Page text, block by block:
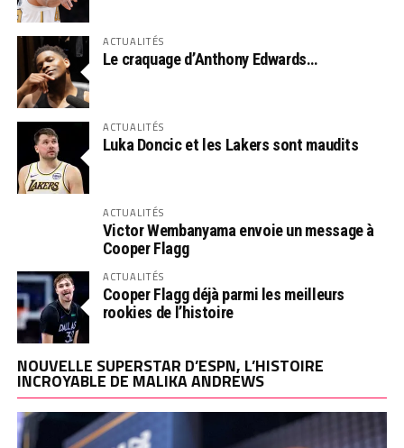
ACTUALITÉS
Le craquage d’Anthony Edwards…
ACTUALITÉS
Luka Doncic et les Lakers sont maudits
ACTUALITÉS
Victor Wembanyama envoie un message à
Cooper Flagg
ACTUALITÉS
Cooper Flagg déjà parmi les meilleurs
rookies de l’histoire
NOUVELLE SUPERSTAR D’ESPN, L’HISTOIRE
INCROYABLE DE MALIKA ANDREWS